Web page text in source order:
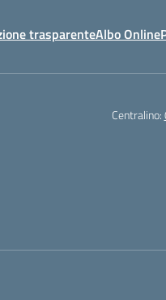
trasparenteAlbo Online
Centralino: